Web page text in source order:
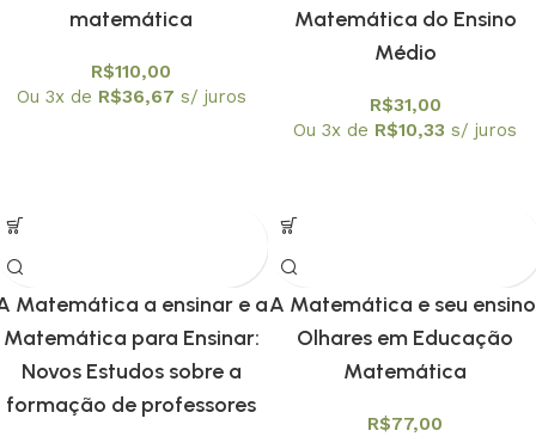
matemática
R$110,00
Ou 3x de R$36,67 s/ juros
Matemática do Ensino
Médio
R$31,00
Ou 3x de R$10,33 s/ juros
Matemática a ensinar e a
Matemática para Ensinar:
Novos Estudos sobre a
formação de professores
A Matemática e seu
Olhares em Educação
Matemática
R$77,00